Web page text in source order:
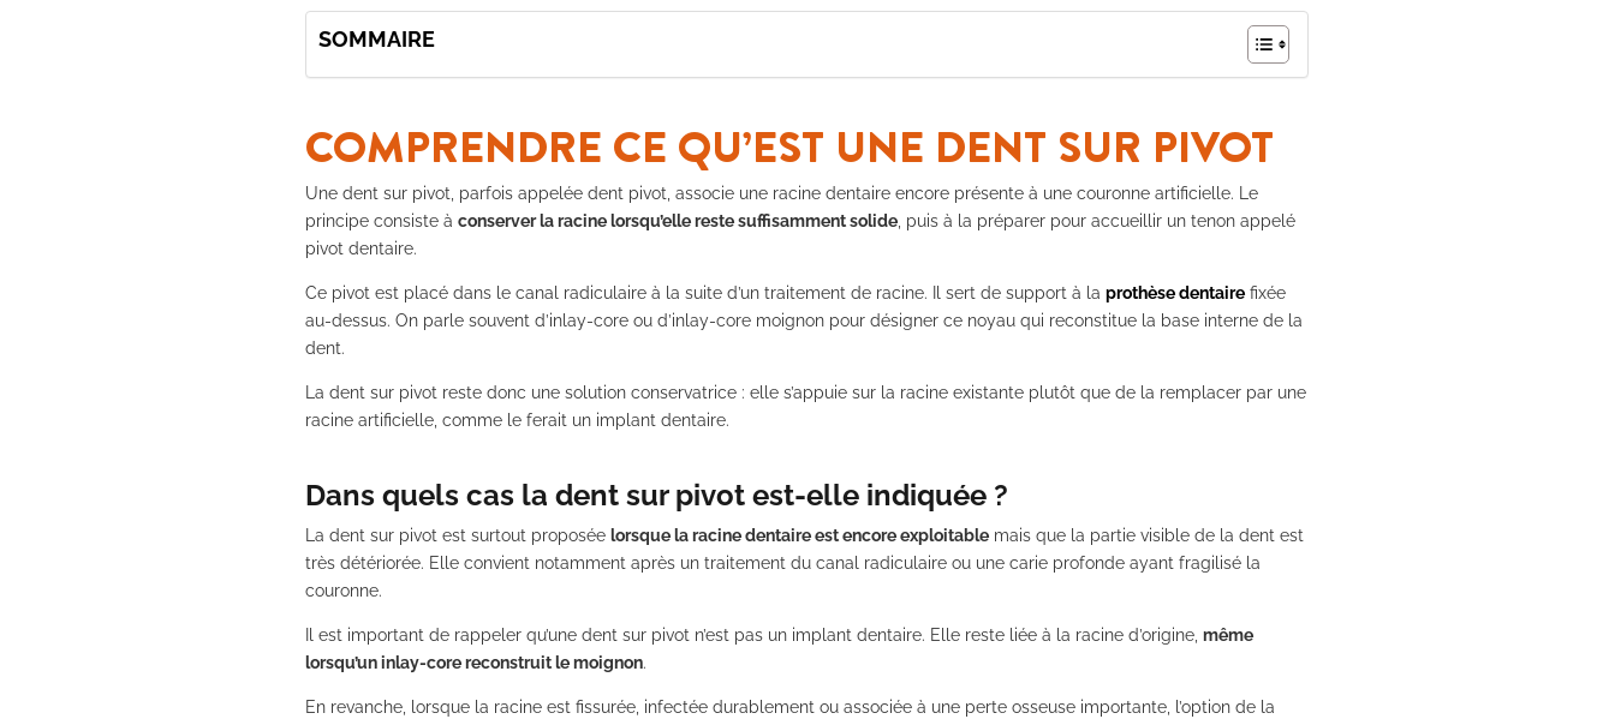
SOMMAIRE
COMPRENDRE CE QU’EST UNE DENT SUR PIVOT
Une dent sur pivot, parfois appelée dent pivot, associe une racine dentaire encore présente à une couronne artificielle. Le
principe consiste àconserver la racine lorsqu’elle reste suffisamment solide , puis à la préparer pour accueillir un tenon appelé
pivot dentaire.
Ce pivot est placé dans le canal radiculaire à la suite d’un traitement de racine. Il sert de support à laprothèse dentaire fixée
au-dessus. On parle souvent d’inlay-core ou d’inlay-core moignon pour désigner ce noyau qui reconstitue la base interne de la
dent.
La dent sur pivot reste donc une solution conservatrice : elle s’appuie sur la racine existante plutôt que de la remplacer par une
racine artificielle, comme le ferait un implant dentaire.
Dans quels cas la dent sur pivot est-elle indiquée ?
La dent sur pivot est surtout proposée lorsque la racine dentaire est encore exploitable mais que la partie visible de la dent est
très détériorée. Elle convient notamment après un traitement du canal radiculaire ou une carie profonde ayant fragilisé la
couronne.
Il est important de rappeler qu’une dent sur pivot n’est pas un implant dentaire. Elle reste liée à la racine d’origine,même
lorsqu’un inlay-core reconstruit le moignon.
En revanche, lorsque la racine est fissurée, infectée durablement ou associée à une perte osseuse importante, l’option de la